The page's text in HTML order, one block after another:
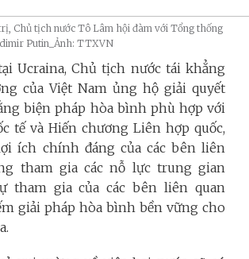
Chủ tịch nước Tô Lâm hội đàm với Tổng thống
Putin_Ảnh: TTXVN
Ucraina, Chủ tịch nước tái khẳng
của Việt Nam ủng hộ giải quyết
biện pháp hòa bình phù hợp với
tế và Hiến chương Liên hợp quốc,
ích chính đáng của các bên liên
tham gia các nỗ lực trung gian
tham gia của các bên liên quan
giải pháp hòa bình bền vững cho